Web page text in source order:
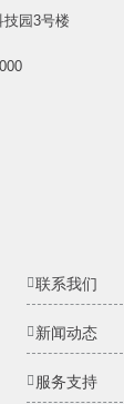
技园3号楼
联系我们
新闻动态
服务支持